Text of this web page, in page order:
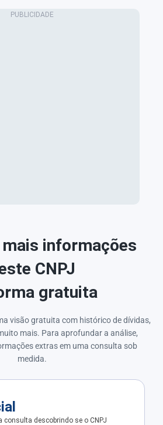
informações
CNPJ
gratuita
visão gratuita com histórico de dívidas,
mais. Para aprofundar a análise,
extras em uma consulta sob
medida.
consulta descobrindo se o CNPJ